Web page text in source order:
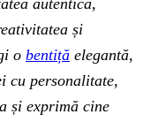
și
o bentiță elegantă,
cu personalitate,
și exprimă cine